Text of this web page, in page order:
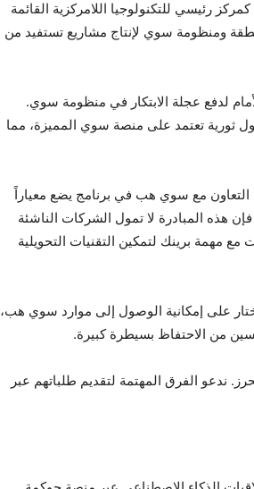
رئيسي للتكنولوجيا اللامركزية القائمة
ومنظومة سوي لإنتاج مشاريع تستفيد من
لدفع عجلة الابتكار في منظومة سوي.
ثورية تعتمد على منصة سوي المميزة، مما
التعاون مع سوي هب في برنامج يضع معياراً
شركة ناشئة بناءً على الإنجازات، فإن هذه المبادرة لا تمول الشركات الناشئة
مهمة برينك لتمكين التقنيات التحويلية
على إمكانية الوصول إلى موارد سوي هب،
من الاحتفاظ بسيطرة كبيرة.
ندعو الفرق المهتمة لتقديم طلباتهم عبر